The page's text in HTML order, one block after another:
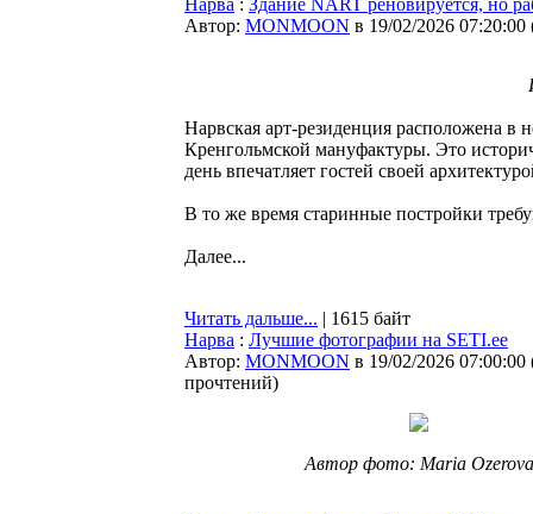
Нарва : Здание NART реновируется, но
Автор: MONMOON в 19/02/2026 07:20:00
Нарвская арт-резиденция расположена в
Кренгольмской мануфактуры. Это
день впечатляет гостей своей
В то же время старинные постройки
Далее...
Читать дальше... | 1615 байт
Нарва : Лучшие фотографии на SETI.ee
Автор: MONMOON в 19/02/2026 07:00:00
прочтений)
Автор фото: Maria Ozerova